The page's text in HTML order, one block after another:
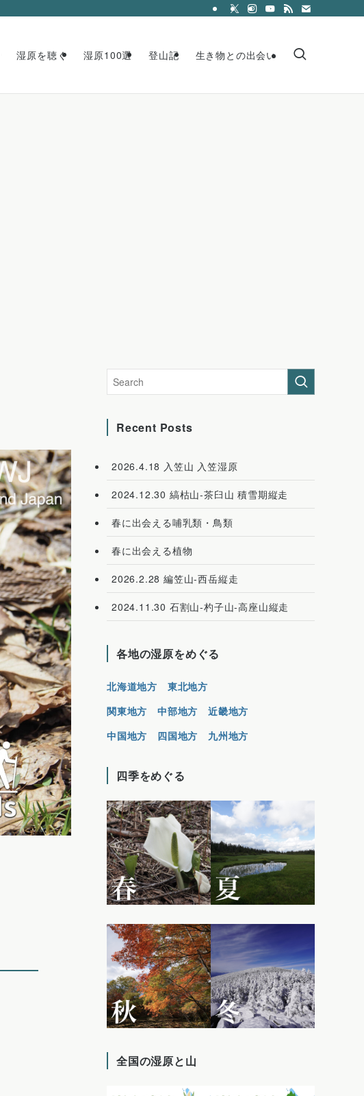
湿原を聴く 湿原100選 登山記 生き物との出会い
Recent Posts
2026.4.18 入笠山 入笠湿原
2024.12.30 縞枯山-茶臼山 積雪期縦走
春に出会える哺乳類・鳥類
春に出会える植物
2026.2.28 編笠山-西岳縦走
2024.11.30 石割山-杓子山-高座山縦走
各地の湿原をめぐる
北海道地方
東北地方
関東地方
中部地方
近畿地方
中国地方
四国地方 九州地方
四季をめぐる
全国の湿原と山